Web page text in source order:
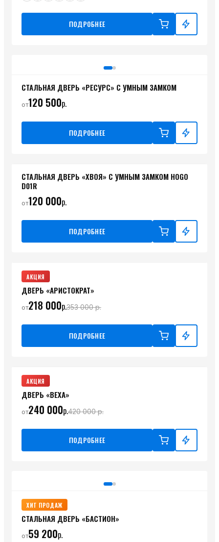
ПОДРОБНЕЕ
СТАЛЬНАЯ ДВЕРЬ «РЕСУРС» С УМНЫМ ЗАМКОМ
от120 500р.
ПОДРОБНЕЕ
СТАЛЬНАЯ ДВЕРЬ «ХВОЯ» С УМНЫМ ЗАМКОМ HOGO
D01R
от120 000р.
ПОДРОБНЕЕ
АКЦИЯ
ДВЕРЬ «АРИСТОКРАТ»
от218 000р.353 000р.
ПОДРОБНЕЕ
АКЦИЯ
ДВЕРЬ «ВЕХА»
от240 000р.420 000р.
ПОДРОБНЕЕ
ХИТ ПРОДАЖ
СТАЛЬНАЯ ДВЕРЬ «БАСТИОН»
от59 200р.